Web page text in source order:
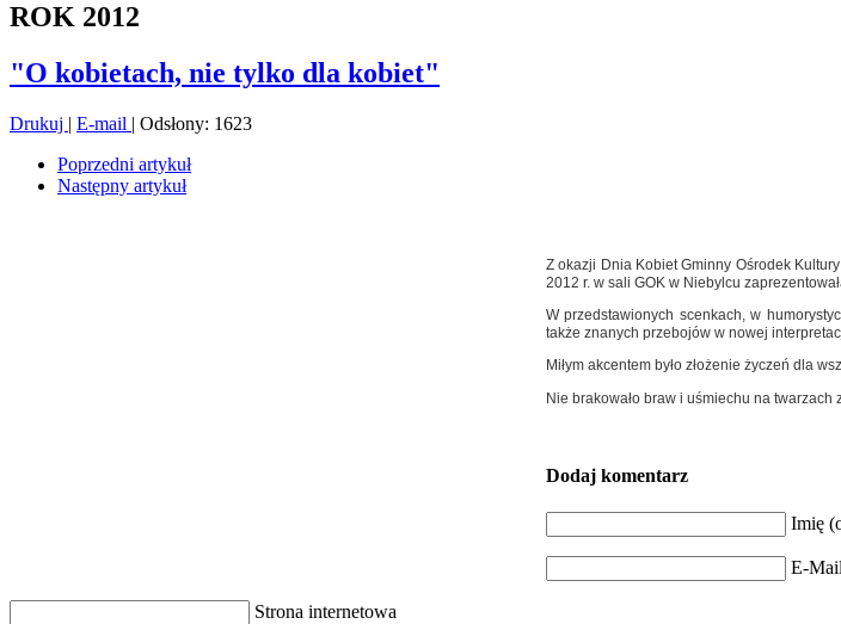
ROK 2012
"O kobietach, nie tylko dla kobiet"
Drukuj | E-mail | Odsłony: 1623
Poprzedni artykuł
Następny artykuł
Z okazji Dnia Kobiet Gminny Ośrodek
2012 r. w sali GOK w Niebylcu
W przedstawionych scenkach, w
także znanych przebojów w nowej
Miłym akcentem było złożenie życzeń dla
Nie brakowało braw i uśmiechu na twarzach
Dodaj komentarz
Imię
E-
Strona internetowa